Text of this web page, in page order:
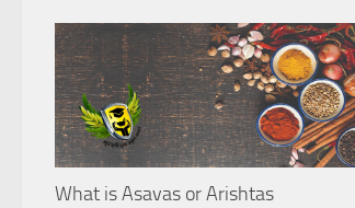
What is Asavas or Arishtas